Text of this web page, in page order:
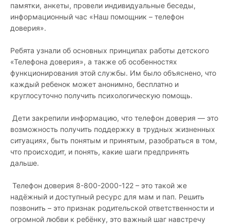
памятки, анкеты, провели индивидуальные беседы,
информационный час «Наш помощник – телефон
доверия».
Ребята узнали об основных принципах работы детского
«Телефона доверия», а также об особенностях
функционирования этой службы. Им было объяснено, что
каждый ребенок может анонимно, бесплатно и
круглосуточно получить психологическую помощь.
Дети закрепили информацию, что телефон доверия — это
возможность получить поддержку в трудных жизненных
ситуациях, быть понятым и принятым, разобраться в том,
что происходит, и понять, какие шаги предпринять
дальше.
Телефон доверия 8-800-2000-122 – это такой же
надёжный и доступный ресурс для мам и пап. Решить
позвонить – это признак родительской ответственности и
огромной любви к ребёнку, это важный шаг навстречу